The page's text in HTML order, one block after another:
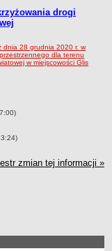
roczne
z JST
drogi
dnia 28 grudnia 2020 r. w
dla terenu
w miejscowości Glis
zmian tej informacji »